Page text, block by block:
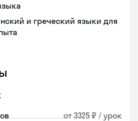
и греческий языки для
от 3325 ₽ / урок